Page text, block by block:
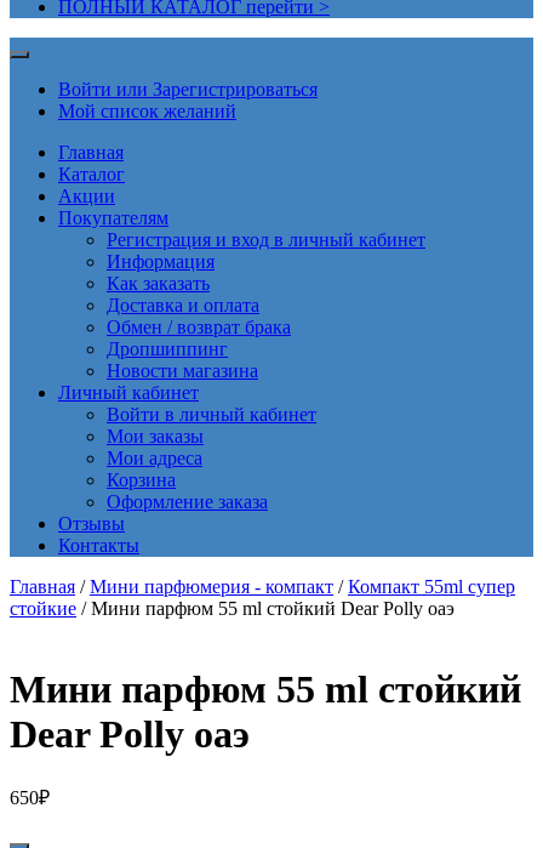
ПОЛНЫЙ КАТАЛОГ перейти >
Войти или Зарегистрироваться
Мой список желаний
Главная
Каталог
Акции
Покупателям
Регистрация и вход в личный кабинет
Информация
Как заказать
Доставка и оплата
Обмен / возврат брака
Дропшиппинг
Новости магазина
Личный кабинет
Войти в личный кабинет
Мои заказы
Мои адреса
Корзина
Оформление заказа
Отзывы
Контакты
Главная /Мини парфюмерия - компакт /Компакт 55ml супер
стойкие / Мини парфюм 55 ml стойкий Dear Polly оаэ
Мини парфюм 55 ml стойкий
Dear Polly оаэ
650₽